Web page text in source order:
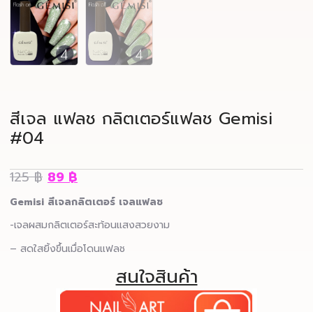
สีเจล แฟลช กลิตเตอร์แฟลช Gemisi
#04
125฿ 89 ฿
Gemisi สีเจลกลิตเตอร์ เจลแฟลช
-เจลผสมกลิตเตอร์สะท้อนแสงสวยงาม
– สดใสยิ้งขึ้นเมื่อโดนแฟลช
สนใจสินค้า